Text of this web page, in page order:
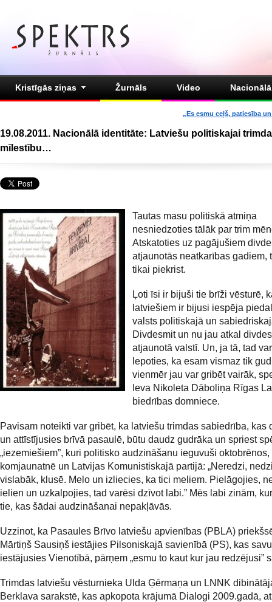
Kristīgās ziņas Žurnāls Video
„Es esmu ceļš, patiesība
19.08.2011. Nacionālā identitāte: Latviešu politiskajai
mīlestību…
Tautas masu politiskā atmiņa
nesniedzoties tālāk par trim
Atskatoties uz pagājušiem
atjaunotās neatkarības gadiem,
tikai piekrist.
Ļoti īsi ir bijuši tie brīži vēsturē,
latviešiem ir bijusi iespēja
valsts politiskajā un
Divdesmit un nu jau atkal
atjaunotā valstī. Un, ja tā, tad
lepoties, ka esam vismaz tik
vienmēr jau var gribēt vairāk,
Ieva Nikoleta Dāboliņa Rīgas
biedrības domniece.
Pavisam noteikti var gribēt, ka latviešu trimdas sabiedrība, kas
un attīstījusies brīvā pasaulē, būtu daudz gudrāka un spriest
„iezemiešiem”, kuri politisko audzināšanu ieguvuši
komjaunatnē un Latvijas Komunistiskajā partijā: „Neredzi,
vislabāk, klusē. Melo un izliecies, ka tici meliem. Pielāgojies,
ielien un uzkalpojies, tad varēsi dzīvot labi.” Mēs labi zinām,
tie, kas šādai audzināšanai nepakļāvās.
Uzzinot, ka Pasaules Brīvo latviešu apvienības (PBLA)
Mārtiņš Sausiņš iestājies Pilsoniskajā savienībā (PS), kas
iestājusies Vienotībā, pārņem „esmu to kaut kur jau redzējusi”
Trimdas latviešu vēsturnieka Ulda Ģērmaņa un LNNK
Berklava sarakstē, kas apkopota krājumā Dialogi 2009.gadā,